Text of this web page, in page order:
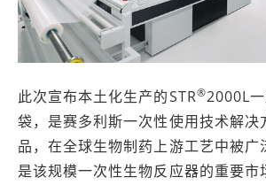
此次宣布本土化生产的STR®2000L
袋，是赛多利斯一次性使用技术解决
品，在全球生物制药上游工艺中被广
是该规模一次性生物反应器的重要市